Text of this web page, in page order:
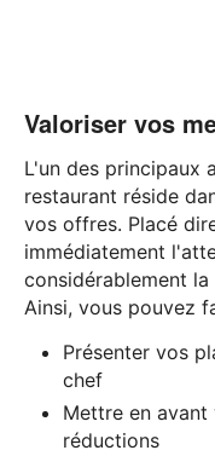
Valoriser vos
L'un des principaux
restaurant réside
vos offres. Placé
immédiatement
considérablement
Ainsi, vous pouvez
Présenter vos
chef
Mettre en
réductions